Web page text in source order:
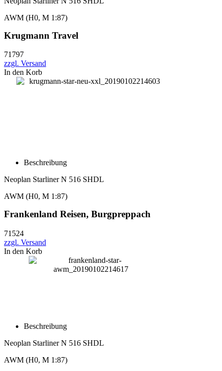
AWM (H0, M 1:87)
Krugmann Travel
71797
zzgl. Versand
In den Korb
Beschreibung
Neoplan Starliner N 516 SHDL
AWM (H0, M 1:87)
Frankenland Reisen, Burgpreppach
71524
zzgl. Versand
In den Korb
Beschreibung
Neoplan Starliner N 516 SHDL
AWM (H0, M 1:87)